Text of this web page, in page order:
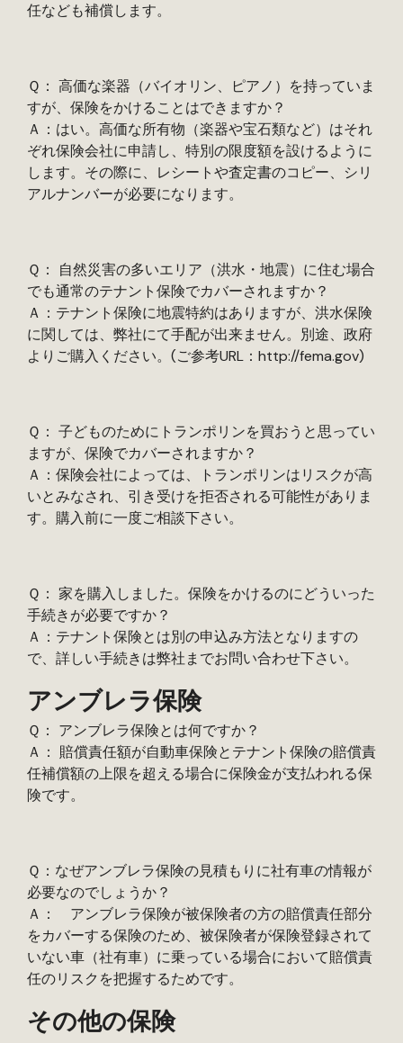
任なども補償します。
Ｑ： 高価な楽器（バイオリン、ピアノ）を持っていま
すが、保険をかけることはできますか？
Ａ：はい。高価な所有物（楽器や宝石類など）はそれ
ぞれ保険会社に申請し、特別の限度額を設けるように
します。その際に、レシートや査定書のコピー、シリ
アルナンバーが必要になります。
Ｑ： 自然災害の多いエリア（洪水・地震）に住む場合
でも通常のテナント保険でカバーされますか？
Ａ：テナント保険に地震特約はありますが、洪水保険
に関しては、弊社にて手配が出来ません。別途、政府
よりご購入ください。(ご参考URL ： http://fema.gov)
Ｑ： 子どものためにトランポリンを買おうと思ってい
ますが、保険でカバーされますか？
Ａ：保険会社によっては、トランポリンはリスクが高
いとみなされ、引き受けを拒否される可能性がありま
す。購入前に一度ご相談下さい。
Ｑ： 家を購入しました。保険をかけるのにどういった
手続きが必要ですか？
Ａ：テナント保険とは別の申込み方法となりますの
で、詳しい手続きは弊社までお問い合わせ下さい。
アンブレラ保険
Ｑ： アンブレラ保険とは何ですか？
Ａ： 賠償責任額が自動車保険とテナント保険の賠償責
任補償額の上限を超える場合に保険金が支払われる保
険です。
Ｑ：なぜアンブレラ保険の見積もりに社有車の情報が
必要なのでしょうか？
Ａ： アンブレラ保険が被保険者の方の賠償責任部分
をカバーする保険のため、被保険者が保険登録されて
いない車（社有車）に乗っている場合において賠償責
任のリスクを把握するためです。
その他の保険